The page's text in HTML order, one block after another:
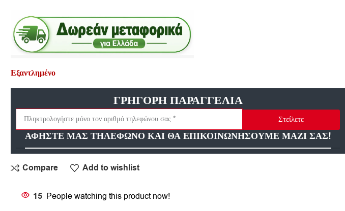
Εξαντλημένο
ΓΡΗΓΟΡΗ ΠΑΡΑΓΓΕΛΙΑ
Στείλετε
ΑΦΗΣΤΕ ΜΑΣ ΤΗΛΕΦΩΝΟ ΚΑΙ ΘΑ ΕΠΙΚΟΙΝΩΝΗΣΟΥΜΕ ΜΑΖΙ ΣΑΣ!
Compare Add to wishlist
15 People watching this product now!